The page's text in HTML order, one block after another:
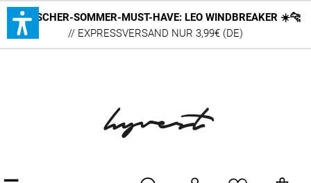
DEUTSCHER-SOMMER-MUST-HAVE: LEO WINDBREAKER ☀️🐆
// EXPRESSVERSAND NUR 3,99€ (DE)